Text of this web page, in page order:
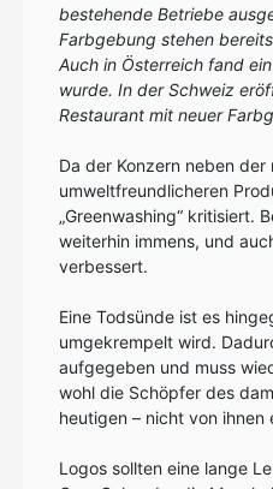
bestehende Betriebe
Farbgebung stehen
Auch in Österreich fand
wurde. In der Schweiz
Restaurant mit neuer
Da der Konzern neben
umweltfreundlicheren
„Greenwashing“ kritisiert.
weiterhin immens, und
verbessert.
Eine Todsünde ist es
umgekrempelt wird.
aufgegeben und muss
wohl die Schöpfer des
heutigen – nicht von ihnen
Logos sollten eine lange